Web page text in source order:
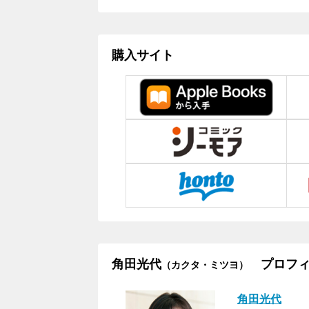
購入サイト
角田光代 （カクタ・ミツヨ） プロフ
角田光代